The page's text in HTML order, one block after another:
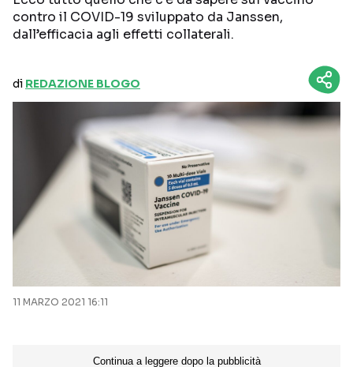
contro il COVID-19 sviluppato da Janssen,
dall’efficacia agli effetti collaterali.
di REDAZIONE BLOGO
11 MARZO 2021 16:11